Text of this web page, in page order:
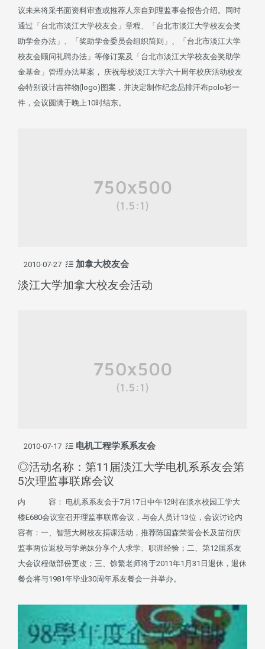
议未来将采书面资料审查或推荐人亲自到理监事会报告介绍。同时
通过「台北市淡江大学校友会」章程、「台北市淡江大学校友会奖
助学金办法」、「奖助学金委员会组织简则」、「台北市淡江大学
校友会顾问礼聘办法」等修订案及「台北市淡江大学校友会奖助学
金基金」管理办法草案， 庆祝母校淡江大学六十周年校庆活动校友
会特别设计吉祥物(logo)图案，并决定制作纪念品排汗布polo衫一
件，会议圆满于晚上10时结东。
2010-07-27 加拿大校友会
淡江大学加拿大校友会活动
2010-07-17 电机工程学系系友会
◎活动名称：第11届淡江大学电机系系友会第
5次理监事联席会议
内 容： 电机系系友会于7月17日中午12时在淡水校园工学大
楼E680会议室召开理监事联席会议，与会人员计13位，会议讨论内
容有：一、智慧大树校友捐课活动，推荐陈国森荣誉会长及苗衍庆
监事两位返校与学弟妹分享个人求学、职涯经验；二、第12届系友
大会议程做部份更改；三、馀繁老师将于2011年1月31日退休，退休
餐会将与1981年毕业30周年系友餐会一并举办。